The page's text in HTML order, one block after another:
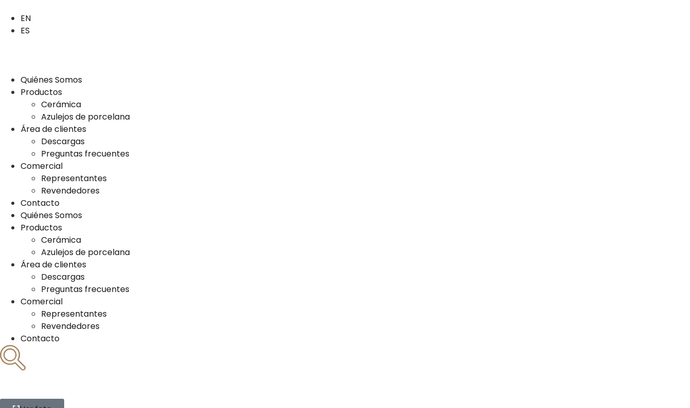
EN
ES
Quiénes Somos
Productos
Cerámica
Azulejos de porcelana
Área de clientes
Descargas
Preguntas frecuentes
Comercial
Representantes
Revendedores
Contacto
Quiénes Somos
Productos
Cerámica
Azulejos de porcelana
Área de clientes
Descargas
Preguntas frecuentes
Comercial
Representantes
Revendedores
Contacto